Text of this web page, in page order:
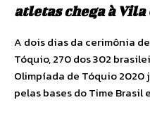
atletas chega à
A dois dias da cerimônia
Tóquio, 270 dos 302
Olimpíada de Tóquio
pelas bases do Time Brasil